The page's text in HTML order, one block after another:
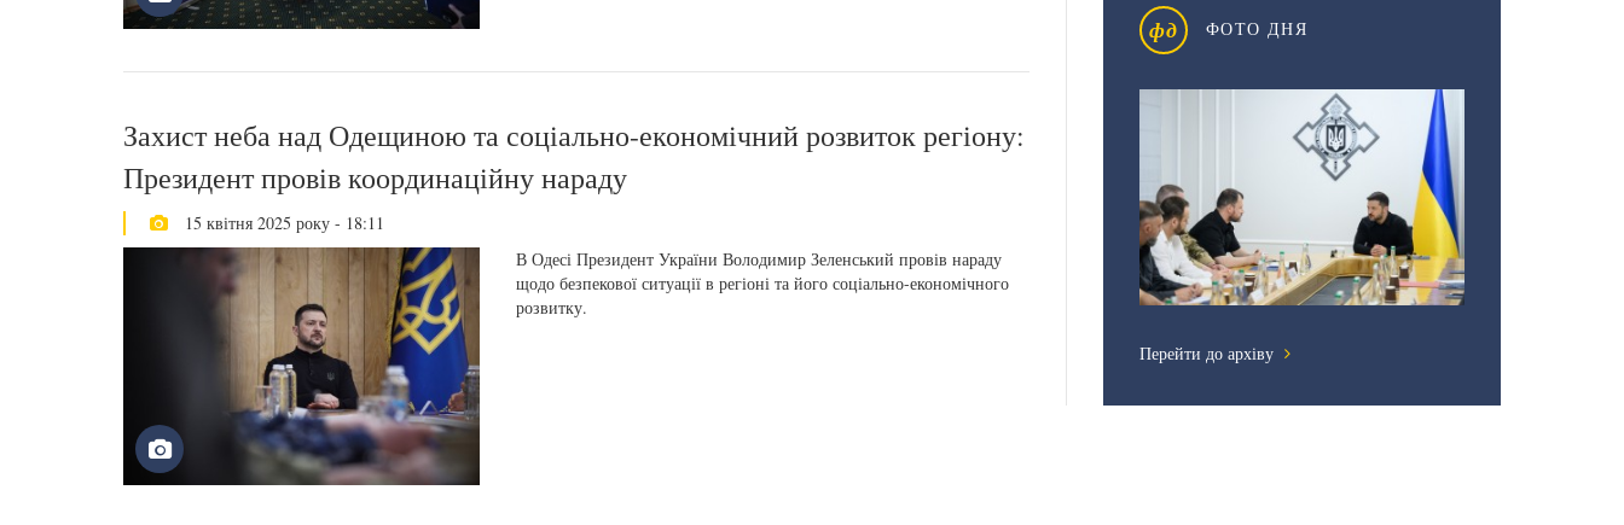
фд ФОТО ДНЯ
Перейти до архіву
Захист неба над Одещиною та соціально-економічний розвиток регіону:
Президент провів координаційну нараду
15 квітня 2025 року - 18:11
В Одесі Президент України Володимир Зеленський провів нараду
щодо безпекової ситуації в регіоні та його соціально-економічного
розвитку.